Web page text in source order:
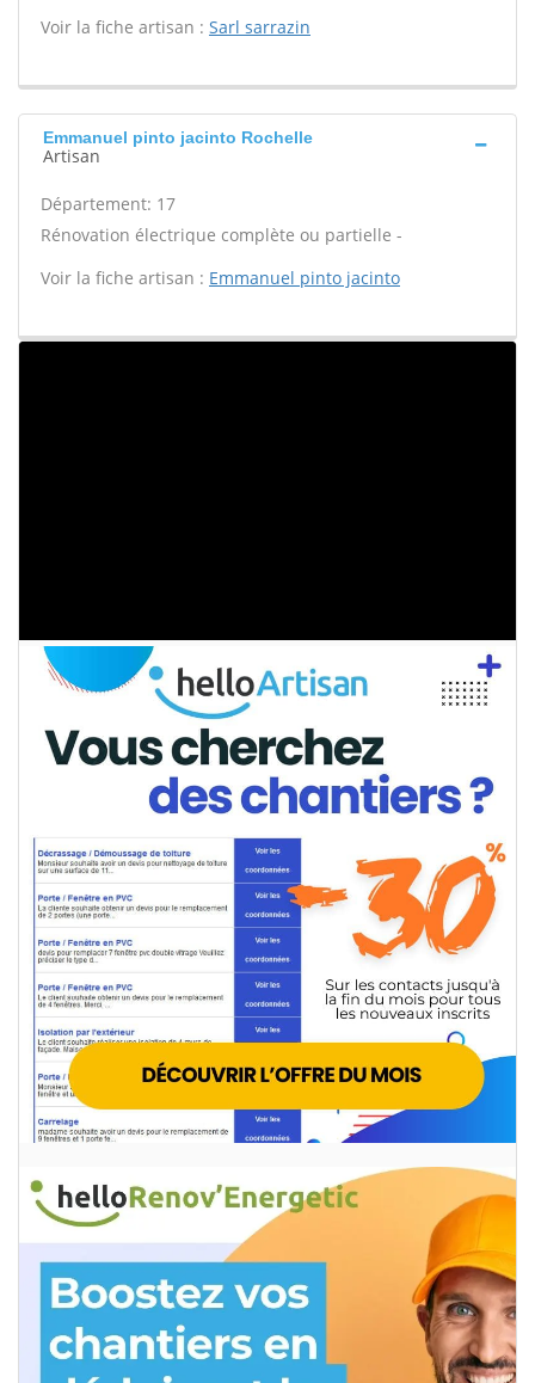
Voir la fiche artisan : Sarl sarrazin
Emmanuel pinto jacinto Rochelle
Artisan
Département: 17
Rénovation électrique complète ou partielle -
Voir la fiche artisan : Emmanuel pinto jacinto